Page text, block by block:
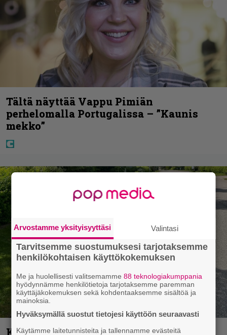
Tältä näyttää Vappu Pimiän
perhelomalla Portugalissa – ”Kaunis
mekko”
Koululaisille jaetaan ilmaisia
Arvostamme yksityisyyttäsi Valintasi
Tarvitsemme suostumuksesi tarjotaksemme
henkilökohtaisen käyttökokemuksen
Me ja huolellisesti valitsemamme88 teknologiakumppania
hyödynnämme henkilötietoja tarjotaksemme paremman
käyttäjäkokemuksen sekä kohdentaaksemme sisältöä ja
mainoksia.
Hyväksymällä suostut tietojesi käyttöön seuraavasti
Käytämme laitetunnisteita ja tallennamme evästeitä